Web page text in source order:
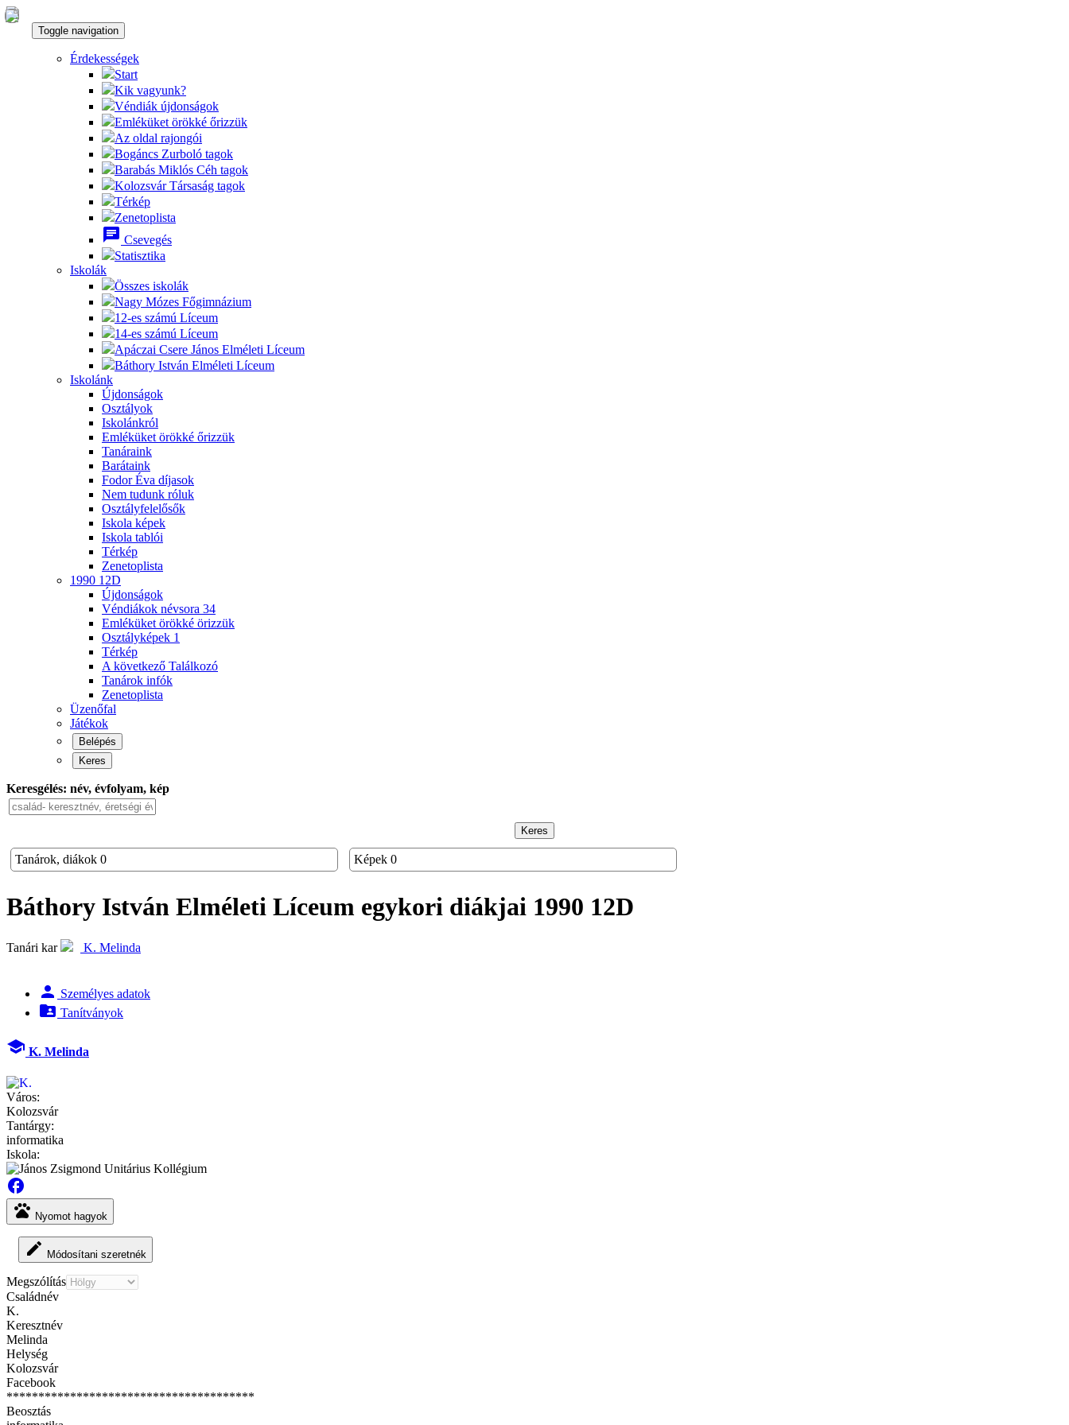
Toggle navigation
Érdekességek
Start
Kik vagyunk?
Véndiák újdonságok
Emléküket örökké őrizzük
Az oldal rajongói
Bogáncs Zurboló tagok
Barabás Miklós Céh tagok
Kolozsvár Társaság tagok
Térkép
Zenetoplista
chat Csevegés
Statisztika
Iskolák
Összes iskolák
Nagy Mózes Főgimnázium
12-es számú Líceum
14-es számú Líceum
Apáczai Csere János Elméleti Líceum
Báthory István Elméleti Líceum
Iskolánk
Újdonságok
Osztályok
Iskolánkról
Emléküket örökké őrizzük
Tanáraink
Barátaink
Fodor Éva díjasok
Nem tudunk róluk
Osztályfelelősők
Iskola képek
Iskola tablói
Térkép
Zenetoplista
1990 12D
Újdonságok
Véndiákok névsora 34
Emléküket örökké örizzük
Osztályképek 1
Térkép
A következő Találkozó
Tanárok infók
Zenetoplista
Üzenőfal
Játékok
Belépés
Keres
Keresgélés: név, évfolyam, kép
Keres
Tanárok, diákok 0 Képek 0
Báthory István Elméleti Líceum egykori diákjai 1990 12D
Tanári kar K. Melinda
person Személyes adatok
folder_shared Tanítványok
school K. Melinda
Város:
Kolozsvár
Tantárgy:
informatika
Iskola:
facebook
pets Nyomot hagyok
edit Módosítani szeretnék
Megszólítás
Családnév
K.
Keresztnév
Melinda
Helység
Kolozsvár
Facebook
***************************************
Beosztás